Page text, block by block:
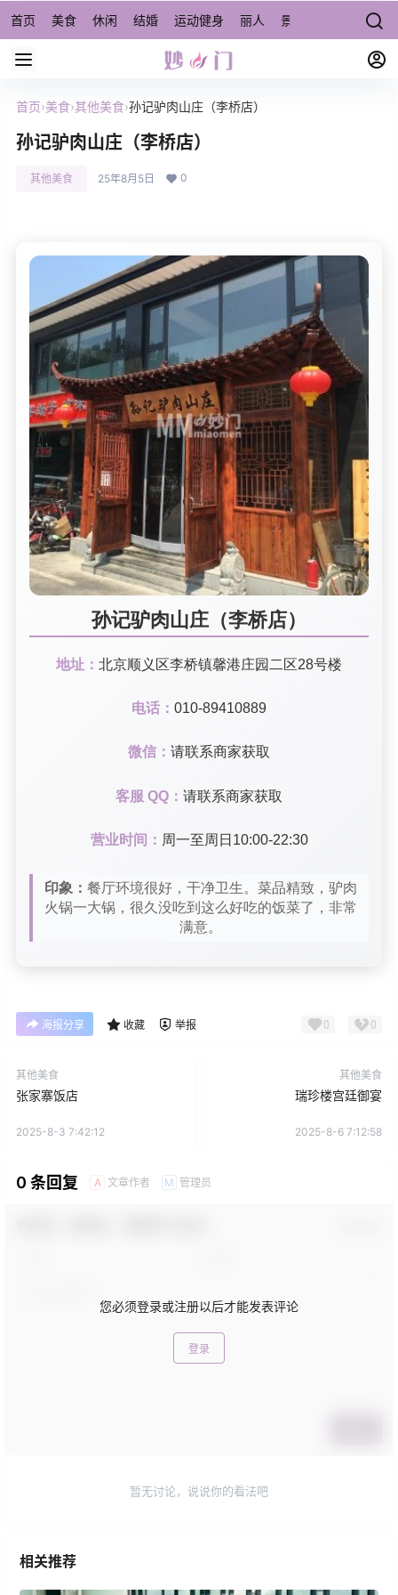
首页 美食 休闲 结婚 运动健身 丽人 景点/周边游 宠物
首页›美食›其他美食›孙记驴肉山庄（李桥店）
孙记驴肉山庄（李桥店）
其他美食 25年8月5日 0
孙记驴肉山庄（李桥店）
地址： 北京顺义区李桥镇馨港庄园二区28号楼
电话： 010-89410889
微信： 请联系商家获取
客服 QQ： 请联系商家获取
营业时间： 周一至周日10:00-22:30
印象： 餐厅环境很好，干净卫生。菜品精致，驴肉
火锅一大锅，很久没吃到这么好吃的饭菜了，非常
满意。
海报分享 收藏 举报 0 0
其他美食
张家寨饭店
2025-8-3 7:42:12
其他美食
瑞珍楼宫廷御宴
2025-8-6 7:12:58
0 条回复 A 文章作者 M 管理员
您必须登录或注册以后才能发表评论
登录
暂无讨论，说说你的看法吧
相关推荐